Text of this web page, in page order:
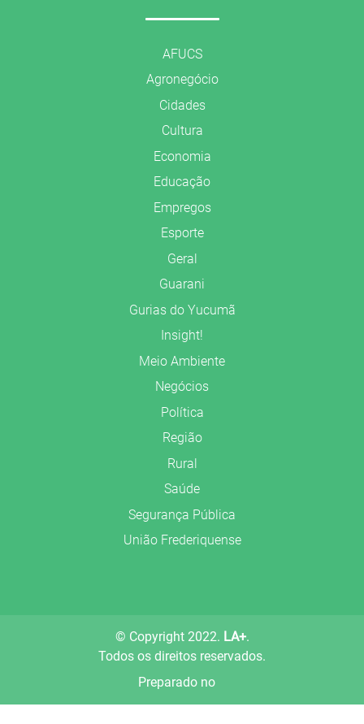
AFUCS
Agronegócio
Cidades
Cultura
Economia
Educação
Empregos
Esporte
Geral
Guarani
Gurias do Yucumã
Insight!
Meio Ambiente
Negócios
Política
Região
Rural
Saúde
Segurança Pública
União Frederiquense
© Copyright 2022. LA+.
Todos os direitos reservados.
Preparado no